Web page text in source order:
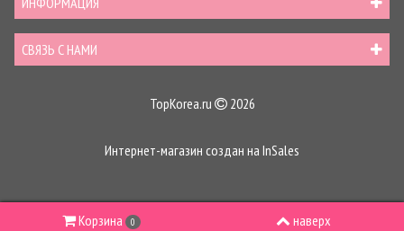
СВЯЗЬ С НАМИ
TopKorea.ru 2026
Интернет-магазин создан на InSales
Корзина 0 наверх